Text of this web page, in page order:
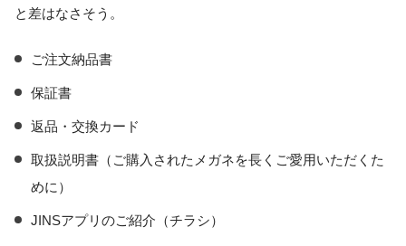
と差はなさそう。
ご注文納品書
保証書
返品・交換カード
取扱説明書（ご購入されたメガネを長くご愛用いただくた
めに）
JINSアプリのご紹介（チラシ）